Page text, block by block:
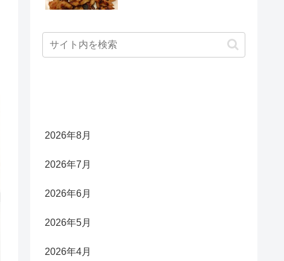
2026年8月
2026年7月
2026年6月
2026年5月
2026年4月